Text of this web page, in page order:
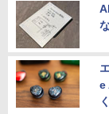
e
く